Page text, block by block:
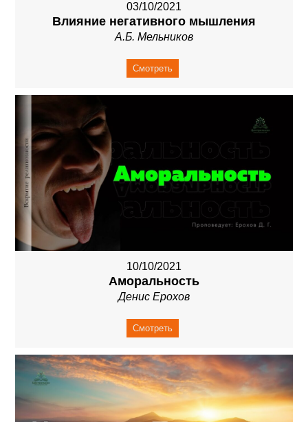
03/10/2021
Влияние негативного мышления
А.Б. Мельников
Смотреть
10/10/2021
Аморальность
Денис Ерохов
Смотреть